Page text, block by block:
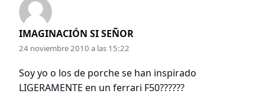
IMAGINACIÓN SI SEÑOR
24 noviembre 2010 a las 15:22
Soy yo o los de porche se han inspirado
LIGERAMENTE en un ferrari F50??????